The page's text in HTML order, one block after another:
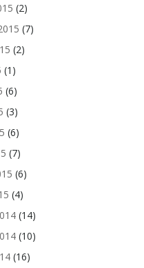
(2)
(7)
(2)
(1)
(6)
(3)
(6)
(7)
(6)
(4)
(14)
(10)
(16)